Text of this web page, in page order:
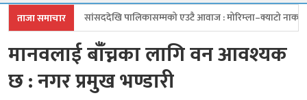
ताजा समाचार
पालिकासम्मको एउटै आवाज : मोरिम्ला–क्याटो नाका तत्काल खोल चारबुँदे
मानवलाई बाँँच्नका लागि वन आवश्यक
छ : नगर प्रमुख भण्डारी